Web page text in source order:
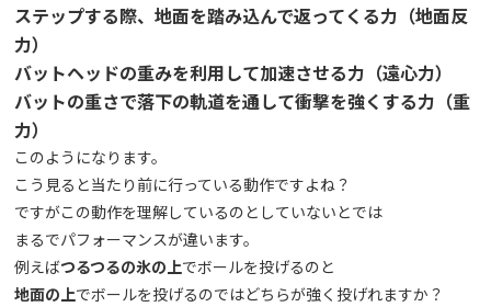
ステップする際、地面を踏み込んで返ってくる力（地面反
力）
バットヘッドの重みを利用して加速させる力（遠心力）
バットの重さで落下の軌道を通して衝撃を強くする力（重
力）
このようになります。
こう見ると当たり前に行っている動作ですよね？
ですがこの動作を理解しているのとしていないとでは
まるでパフォーマンスが違います。
例えばつるつるの氷の上でボールを投げるのと
地面の上でボールを投げるのではどちらが強く投げれますか？